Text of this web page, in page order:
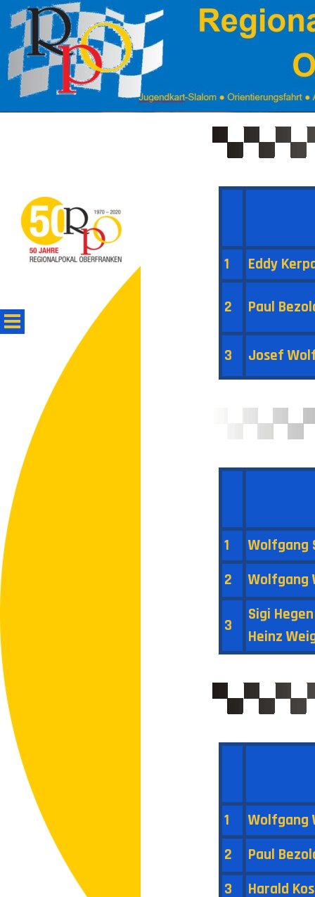
1 Eddy
2 Paul
3 Josef
1
Wolfgang
2
Wolfgang
3
Sigi Hegen
Heinz
1
Wolfgang
2
Paul
3
Harald